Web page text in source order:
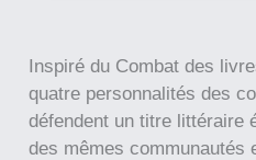
Inspiré du Combat des
quatre personnalités des
défendent un titre littéraire
des mêmes communautés